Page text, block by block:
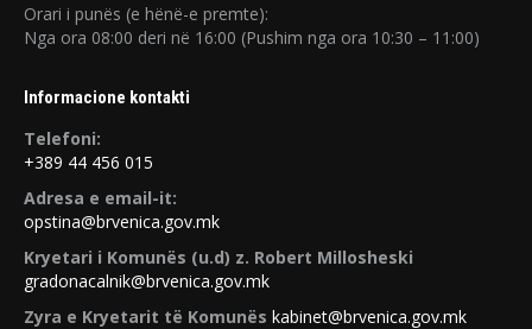
Orari i punës (e hënë-e premte):
Nga ora 08:00 deri në 16:00 (Pushim nga ora 10:30 – 11:00)
Informacione kontakti
Telefoni:
+389 44 456 015
Adresa e email-it:
opstina@brvenica.gov.mk
Kryetari i Komunës (u.d) z. Robert Millosheski
gradonacalnik@brvenica.gov.mk
Zyra e Kryetarit të Komunës kabinet@brvenica.gov.mk